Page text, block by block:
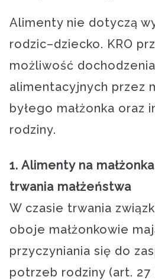
Alimenty nie dotyczą
rodzic–dziecko. KRO
możliwość
alimentacyjnych przez
byłego małżonka oraz
rodziny.
1. Alimenty na
trwania małżeństwa
W czasie trwania
oboje małżonkowie
przyczyniania się do
potrzeb rodziny (art. 27